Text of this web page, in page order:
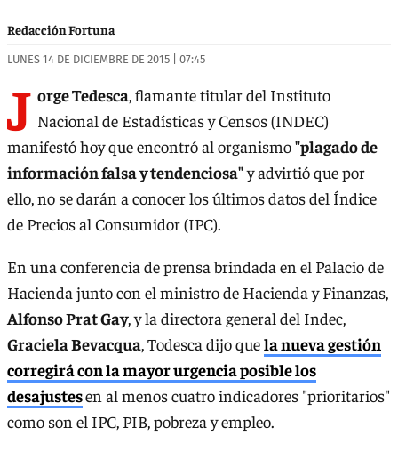
Redacción Fortuna
LUNES 14 DE DICIEMBRE DE 2015 | 07:45
J orge Tedesca, flamante titular del Instituto
Nacional de Estadísticas y Censos (INDEC)
manifestó hoy que encontró al organismo"plagado de
información falsa y tendenciosa"y advirtió que por
ello, no se darán a conocer los últimos datos del Índice
de Precios al Consumidor (IPC).
En una conferencia de prensa brindada en el Palacio de
Hacienda junto con el ministro de Hacienda y Finanzas,
Alfonso Prat Gay, y la directora general del Indec,
Graciela Bevacqua, Todesca dijo quela nueva gestión
corregirá con la mayor urgencia posible los
desajustesen al menos cuatro indicadores "prioritarios"
como son el IPC, PIB, pobreza y empleo.